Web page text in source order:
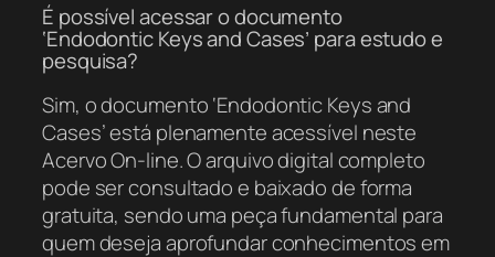
É possível acessar o documento
‘Endodontic Keys and Cases’ para estudo e
pesquisa?
Sim, o documento ‘Endodontic Keys and
Cases’ está plenamente acessível neste
Acervo On-line. O arquivo digital completo
pode ser consultado e baixado de forma
gratuita, sendo uma peça fundamental para
quem deseja aprofundar conhecimentos em